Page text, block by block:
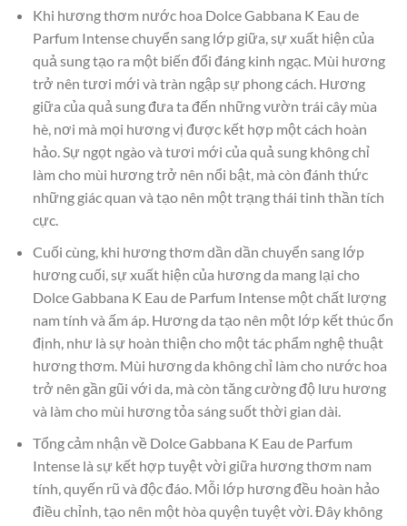
Khi hương thơm nước hoa Dolce Gabbana K Eau de
Parfum Intense chuyển sang lớp giữa, sự xuất hiện của
quả sung tạo ra một biến đổi đáng kinh ngạc. Mùi hương
trở nên tươi mới và tràn ngập sự phong cách. Hương
giữa của quả sung đưa ta đến những vườn trái cây mùa
hè, nơi mà mọi hương vị được kết hợp một cách hoàn
hảo. Sự ngọt ngào và tươi mới của quả sung không chỉ
làm cho mùi hương trở nên nổi bật, mà còn đánh thức
những giác quan và tạo nên một trạng thái tinh thần tích
cực.
Cuối cùng, khi hương thơm dần dần chuyển sang lớp
hương cuối, sự xuất hiện của hương da mang lại cho
Dolce Gabbana K Eau de Parfum Intense một chất lượng
nam tính và ấm áp. Hương da tạo nên một lớp kết thúc ổn
định, như là sự hoàn thiện cho một tác phẩm nghệ thuật
hương thơm. Mùi hương da không chỉ làm cho nước hoa
trở nên gần gũi với da, mà còn tăng cường độ lưu hương
và làm cho mùi hương tỏa sáng suốt thời gian dài.
Tổng cảm nhận về Dolce Gabbana K Eau de Parfum
Intense là sự kết hợp tuyệt vời giữa hương thơm nam
tính, quyến rũ và độc đáo. Mỗi lớp hương đều hoàn hảo
điều chỉnh, tạo nên một hòa quyện tuyệt vời. Đây không